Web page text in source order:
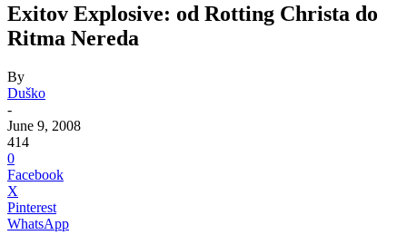
Exitov Explosive: od Rotting Christa do
Ritma Nereda
By
Duško
-
June 9, 2008
414
0
Facebook
X
Pinterest
WhatsApp